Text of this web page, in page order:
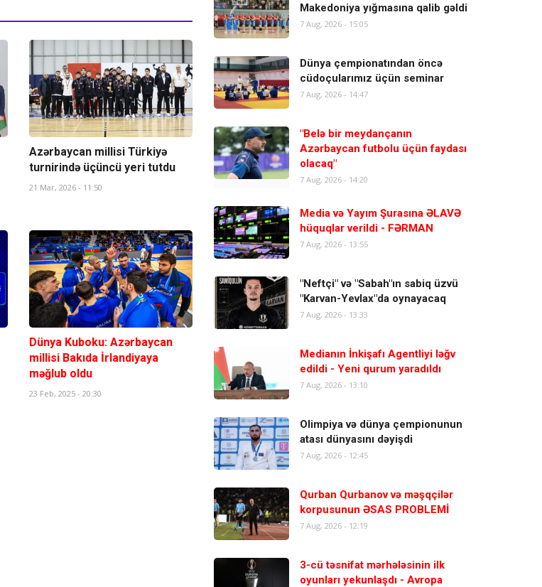
Azərbaycan millisi Türkiyə
turnirində üçüncü yeri tutdu
21 Mar, 2026 - 11:50
Dünya Kuboku: Azərbaycan
millisi Bakıda İrlandiyaya
məğlub oldu
23 Feb, 2025 - 20:30
Makedoniya yığmasına qalib gəldi
7 Aug, 2026 - 15:05
Dünya çempionatından öncə
cüdoçularımız üçün seminar
7 Aug, 2026 - 14:47
"Belə bir meydançanın
Azərbaycan futbolu üçün faydası
olacaq"
7 Aug, 2026 - 14:20
Media və Yayım Şurasına ƏLAVƏ
hüquqlar verildi - FƏRMAN
7 Aug, 2026 - 13:55
"Neftçi" və "Sabah"ın sabiq üzvü
"Karvan-Yevlax"da oynayacaq
7 Aug, 2026 - 13:33
Medianın İnkişafı Agentliyi ləğv
edildi - Yeni qurum yaradıldı
7 Aug, 2026 - 13:10
Olimpiya və dünya çempionunun
atası dünyasını dəyişdi
7 Aug, 2026 - 12:45
Qurban Qurbanov və məşqçilər
korpusunun ƏSAS PROBLEMİ
7 Aug, 2026 - 12:19
3-cü təsnifat mərhələsinin ilk
oyunları yekunlaşdı - Avropa